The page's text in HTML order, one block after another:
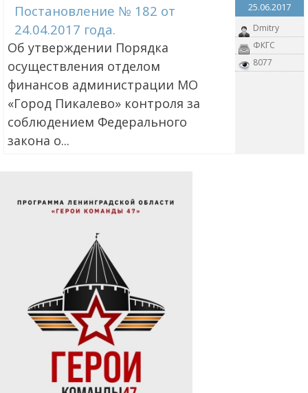
Постановление № 182 от
24.04.2017 года.
Об утверждении Порядка
осуществления отделом
финансов администрации МО
«Город Пикалево» контроля за
соблюдением Федерального
закона о...
25.06.2017
Dmitry
ФКГС
8077